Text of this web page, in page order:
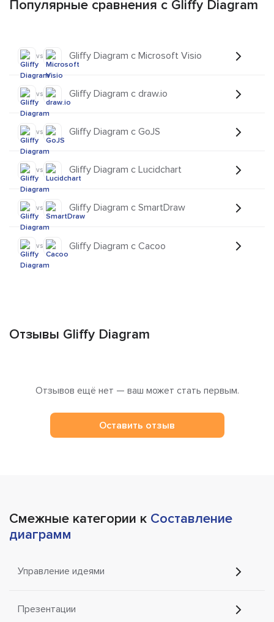
Популярные сравнения с Gliffy Diagram
vs Gliffy Diagram с Microsoft Visio
vs Gliffy Diagram с draw.io
vs Gliffy Diagram с GoJS
vs Gliffy Diagram с Lucidchart
vs Gliffy Diagram с SmartDraw
vs Gliffy Diagram с Cacoo
Отзывы Gliffy Diagram
Отзывов ещё нет — ваш может стать первым.
Оставить отзыв
Смежные категории к Составление
диаграмм
Управление идеями
Презентации